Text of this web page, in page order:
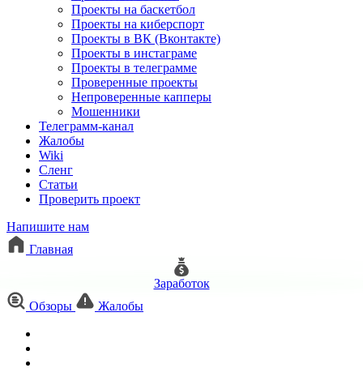
Проекты на баскетбол
Проекты на киберспорт
Проекты в ВК (Вконтакте)
Проекты в инстаграме
Проекты в телеграмме
Проверенные проекты
Непроверенные капперы
Мошенники
Телеграмм-канал
Жалобы
Wiki
Сленг
Статьи
Проверить проект
Напишите нам
Главная
Заработок
Обзоры
Жалобы